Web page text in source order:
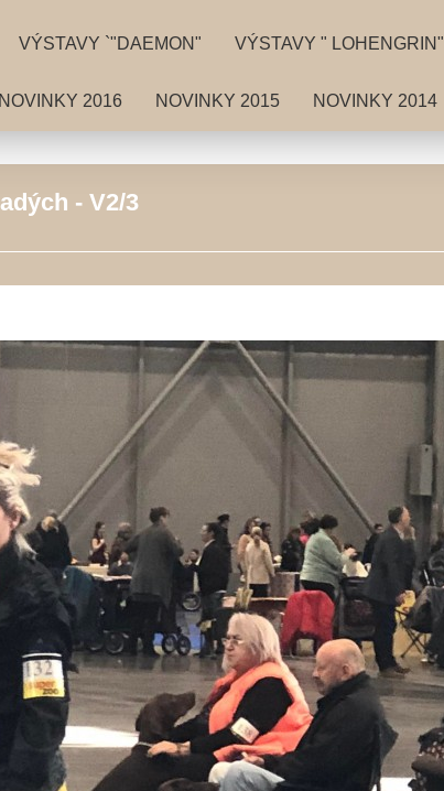
VÝSTAVY `"DAEMON" VÝSTAVY " LOHENGRIN"
NOVINKY 2016 NOVINKY 2015 NOVINKY 2014
- V2/3